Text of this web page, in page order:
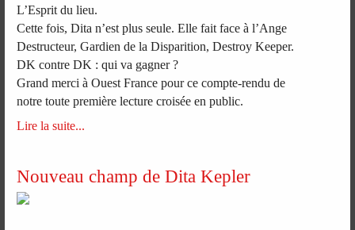
L’Esprit du lieu.
Cette fois, Dita n’est plus seule. Elle fait face à l’Ange
Destructeur, Gardien de la Disparition, Destroy Keeper.
DK contre DK : qui va gagner ?
Grand merci à Ouest France pour ce compte-rendu de
notre toute première lecture croisée en public.
Lire la suite...
Nouveau champ de Dita Kepler